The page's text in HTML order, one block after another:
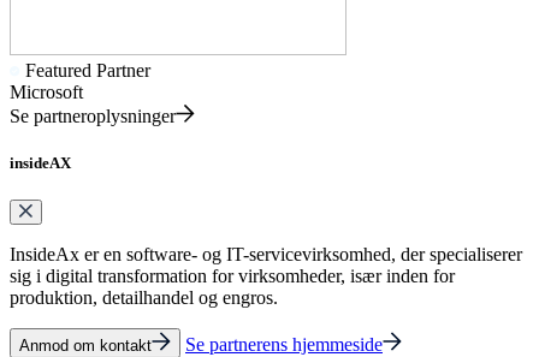
Featured Partner
Microsoft
Se partneroplysninger
insideAX
InsideAx er en software- og IT-servicevirksomhed, der specialiserer
sig i digital transformation for virksomheder, især inden for
produktion, detailhandel og engros.
Anmod om kontakt Se partnerens hjemmeside